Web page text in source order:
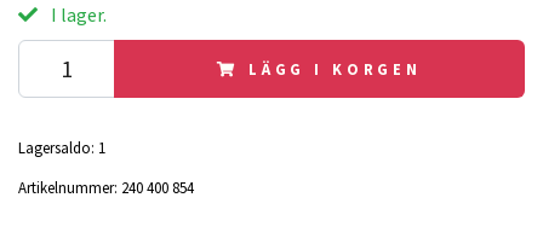
I lager.
LÄGG I KORGEN
Lagersaldo: 1
Artikelnummer: 240 400 854